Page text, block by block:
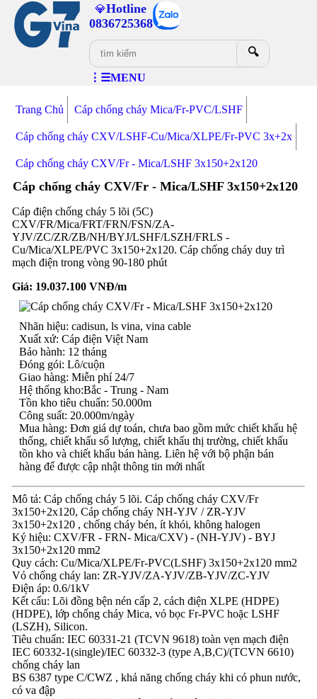
💎Hotline
0836725368
🔍
⋮☰MENU
Trang Chủ Cáp chống cháy Mica/Fr-PVC/LSHF
Cáp chống cháy CXV/LSHF-Cu/Mica/XLPE/Fr-PVC 3x+2x
Cáp chống cháy CXV/Fr - Mica/LSHF 3x150+2x120
Cáp chống cháy CXV/Fr - Mica/LSHF 3x150+2x120
Cáp điện chống cháy 5 lõi (5C)
CXV/FR/Mica/FRT/FRN/FSN/ZA-
YJV/ZC/ZR/ZB/NH/BYJ/LSHF/LSZH/FRLS -
Cu/Mica/XLPE/PVC 3x150+2x120. Cáp chống cháy duy trì
mạch điện trong vòng 90-180 phút
Giá: 19.037.100VNĐ/m
Nhãn hiệu: cadisun, ls vina, vina cable
Xuất xứ: Cáp điện Việt Nam
Bảo hành: 12 tháng
Đóng gói: Lô/cuộn
Giao hàng: Miễn phí 24/7
Hệ thống kho:Bắc - Trung - Nam
Tồn kho tiêu chuẩn: 50.000m
Công suất: 20.000m/ngày
Mua hàng: Đơn giá dự toán, chưa bao gồm mức chiết khấu hệ
thống, chiết khấu số lượng, chiết khấu thị trường, chiết khấu
tồn kho và chiết khấu bán hàng. Liên hệ với bộ phận bán
hàng để được cập nhật thông tin mới nhất
Mô tả: Cáp chống cháy 5 lõi. Cáp chống cháy CXV/Fr
3x150+2x120, Cáp chống cháy NH-YJV / ZR-YJV
3x150+2x120 , chống cháy bén, ít khói, không halogen
Ký hiệu: CXV/FR - FRN- Mica/CXV) - (NH-YJV) - BYJ
3x150+2x120 mm2
Quy cách: Cu/Mica/XLPE/Fr-PVC(LSHF) 3x150+2x120 mm2
Vỏ chống cháy lan: ZR-YJV/ZA-YJV/ZB-YJV/ZC-YJV
Điện áp: 0.6/1kV
Kết cấu: Lõi đồng bện nén cấp 2, cách điện XLPE (HDPE)
(HDPE), lớp chống cháy Mica, vỏ bọc Fr-PVC hoặc LSHF
(LSZH), Silicon.
Tiêu chuẩn: IEC 60331-21 (TCVN 9618) toàn vẹn mạch điện
IEC 60332-1(single)/IEC 60332-3 (type A,B,C)/(TCVN 6610)
chống cháy lan
BS 6387 type C/CWZ , khả năng chống cháy khi có phun nước,
có va đập